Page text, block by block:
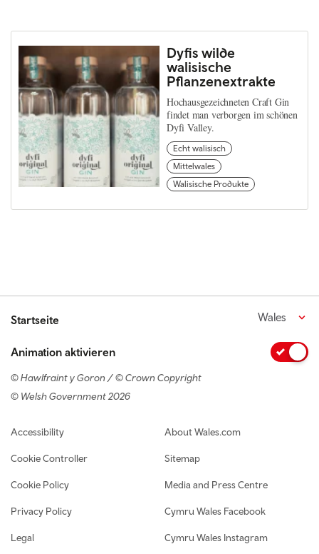
Dyfis wilde
walisische
Pflanzenextrakte
Hochausgezeichneten Craft Gin
findet man verborgen im schönen
Dyfi Valley.
Echt walisisch
Mittelwales
Walisische Produkte
Startseite Wales
Animation aktivieren
© Hawlfraint y Goron / © Crown Copyright
© Welsh Government 2026
Footer navigation
Accessibility
Cookie Controller
Cookie Policy
Privacy Policy
Legal
About Wales.com
Sitemap
Media and Press Centre
Cymru Wales Facebook
Cymru Wales Instagram